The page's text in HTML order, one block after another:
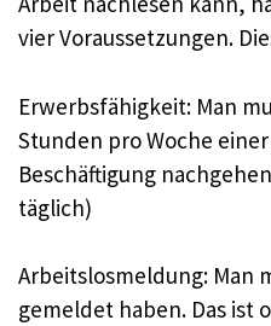
vier Voraussetzungen.
Erwerbsfähigkeit: Man
Stunden pro Woche
Beschäftigung
täglich)
Arbeitslosmeldung: Man
gemeldet haben. Das ist